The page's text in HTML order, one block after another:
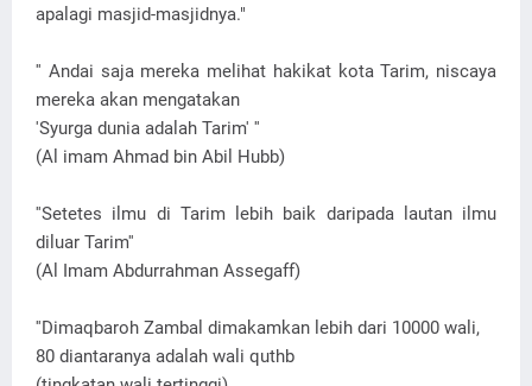
apalagi masjid-masjidnya."
'' Andai saja mereka melihat hakikat kota Tarim, niscaya
mereka akan mengatakan
'Syurga dunia adalah Tarim' ''
(Al imam Ahmad bin Abil Hubb)
''Setetes ilmu di Tarim lebih baik daripada lautan ilmu
diluar Tarim''
(Al Imam Abdurrahman Assegaff)
''Dimaqbaroh Zambal dimakamkan lebih dari 10000 wali,
80 diantaranya adalah wali quthb